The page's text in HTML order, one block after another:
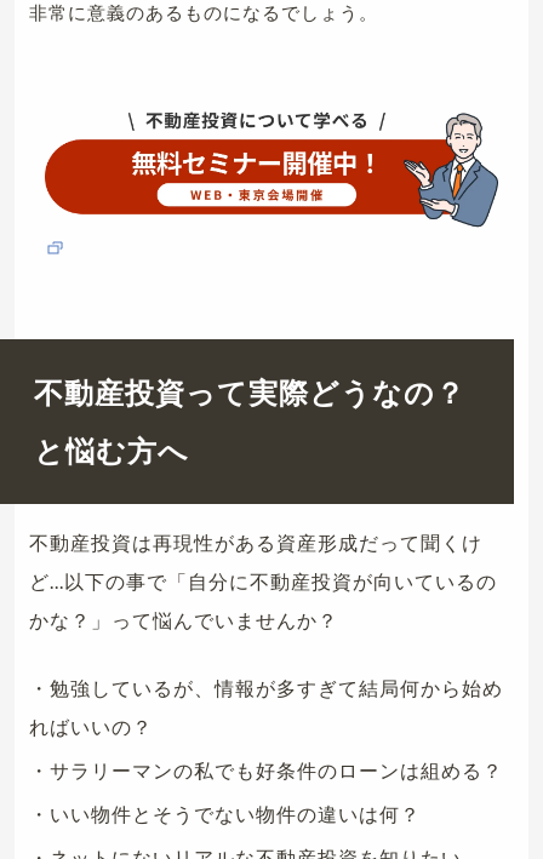
非常に意義のあるものになるでしょう。
不動産投資って実際どうなの？
と悩む方へ
不動産投資は再現性がある資産形成だって聞くけ
ど...以下の事で「自分に不動産投資が向いているの
かな？」って悩んでいませんか？
・勉強しているが、情報が多すぎて結局何から始め
ればいいの？
・サラリーマンの私でも好条件のローンは組める？
・いい物件とそうでない物件の違いは何？